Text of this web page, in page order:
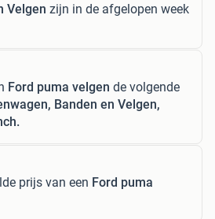
Velgen zijn in de afgelopen week
Ford puma velgen de volgende
Banden en Velgen,
prijs van een Ford puma